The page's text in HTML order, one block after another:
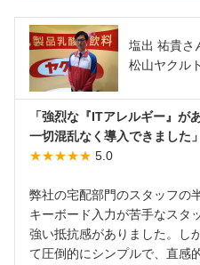
塩出 祐貴さ
松山ヤクル
「強烈な『ITアレルギー』が
一切混乱なく導入できました」
★★★★★ 5.0
弊社の宅配部門のスタッフの
キーボード入力が苦手なスタ
強い抵抗感がありました。し
て圧倒的にシンプルで、直感